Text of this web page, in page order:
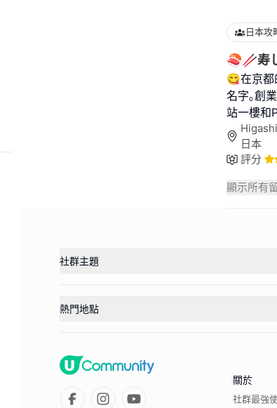
日本攻
🍣🥢寿
😋在京都
名字｡創
站一樓和
日本
評分
顯示所有
社群主題
熱門地點
關於
社群最強